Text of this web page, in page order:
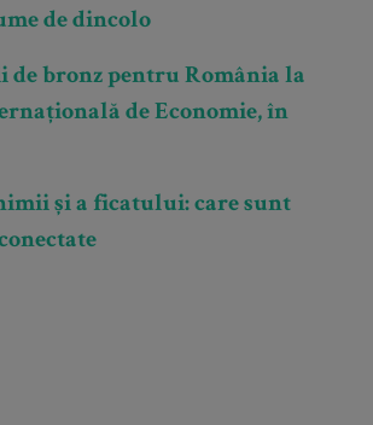
de dincolo
de bronz pentru România la
de Economie, în
și a ficatului: care sunt